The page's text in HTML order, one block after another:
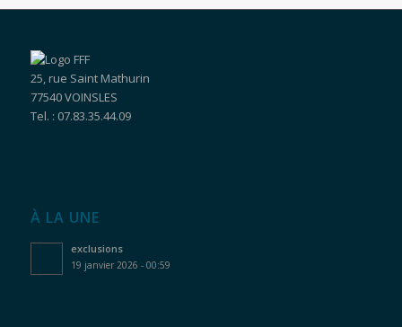
25, rue Saint Mathurin
77540 VOINSLES
Tel. : 07.83.35.44.09
À LA UNE
exclusions
19 janvier 2026 - 00:59